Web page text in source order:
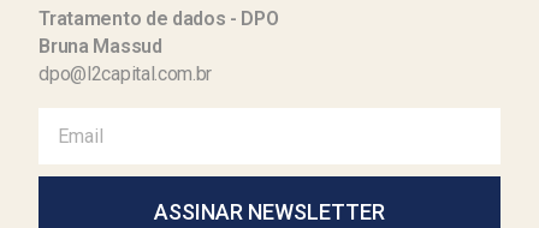
Tratamento de dados - DPO
Bruna Massud
dpo@l2capital.com.br
ASSINAR NEWSLETTER